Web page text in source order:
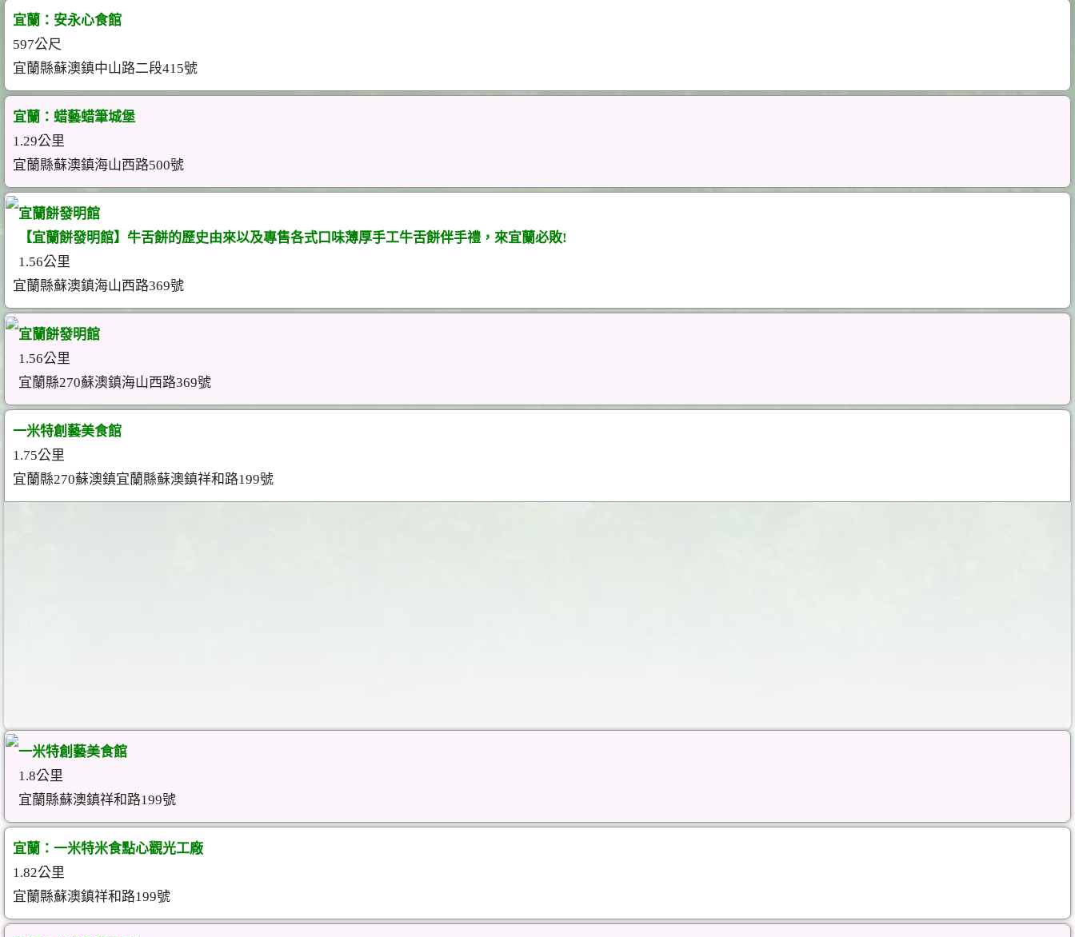
宜蘭：安永心食館
597公尺
宜蘭縣蘇澳鎮中山路二段415號
宜蘭：蜡藝蜡筆城堡
1.29公里
宜蘭縣蘇澳鎮海山西路500號
宜蘭餅發明館
【宜蘭餅發明館】牛舌餅的歷史由來以及專售各式口味薄厚手工牛舌餅伴手禮，來宜蘭必敗!
1.56公里
宜蘭縣蘇澳鎮海山西路369號
宜蘭餅發明館
1.56公里
宜蘭縣270蘇澳鎮海山西路369號
一米特創藝美食館
1.75公里
宜蘭縣270蘇澳鎮宜蘭縣蘇澳鎮祥和路199號
一米特創藝美食館
1.8公里
宜蘭縣蘇澳鎮祥和路199號
宜蘭：一米特米食點心觀光工廠
1.82公里
宜蘭縣蘇澳鎮祥和路199號